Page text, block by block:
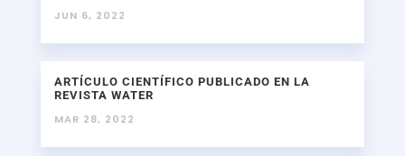
JUN 6, 2022
ARTÍCULO CIENTÍFICO PUBLICADO EN LA
REVISTA WATER
MAR 28, 2022